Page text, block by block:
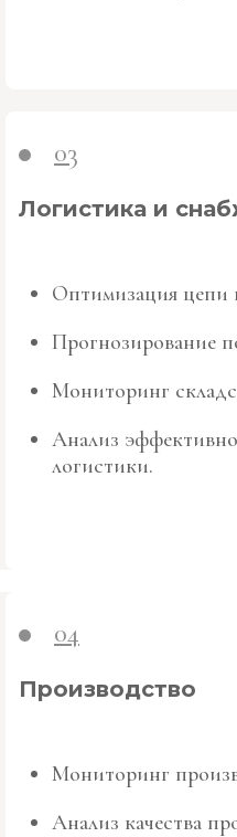
03
Логистика и
Оптимизация цепи
Прогнозирование
Мониторинг
Анализ
логистики.
04
Производство
Мониторинг
Анализ качества